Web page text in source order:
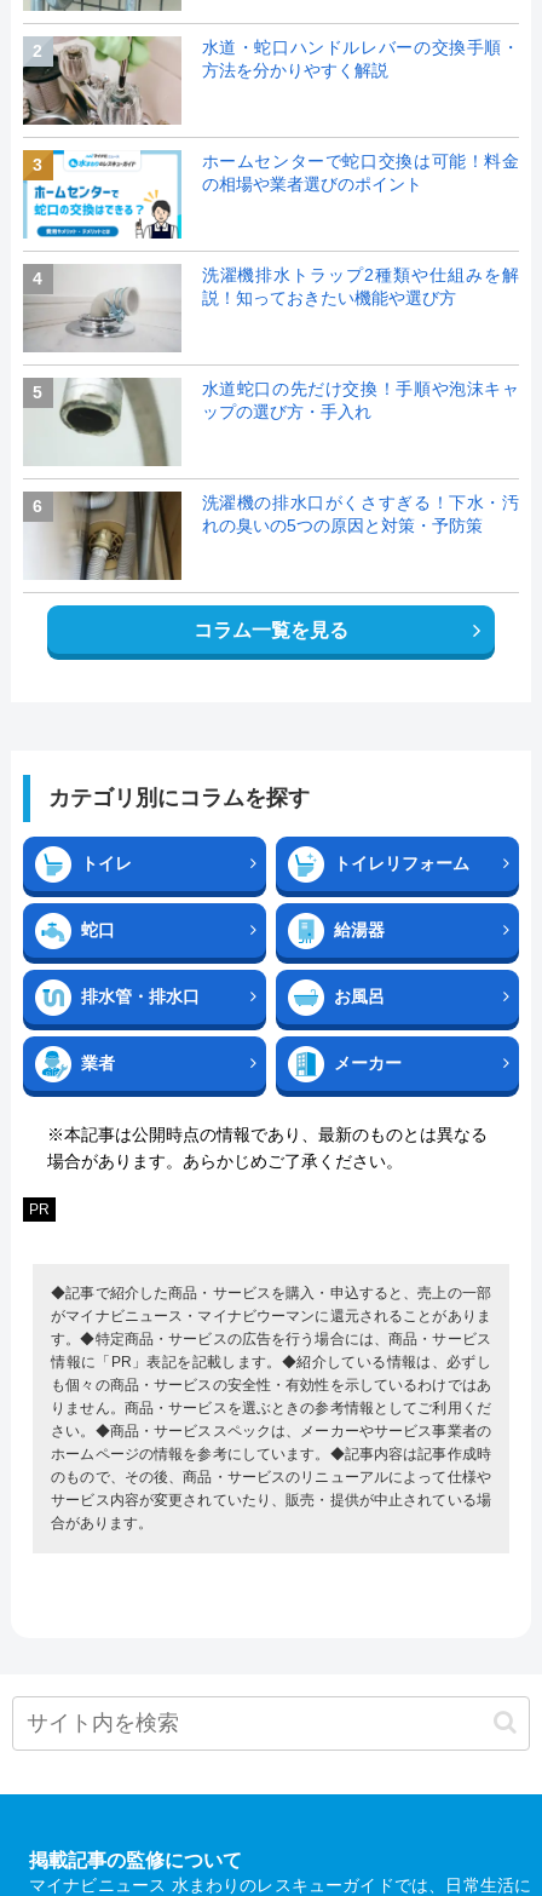
2
水道・蛇口ハンドルレバーの交換手順・
方法を分かりやすく解説
3
ホームセンターで蛇口交換は可能！料金
の相場や業者選びのポイント
4
洗濯機排水トラップ2種類や仕組みを解
説！知っておきたい機能や選び方
5
水道蛇口の先だけ交換！手順や泡沫キャ
ップの選び方・手入れ
6
洗濯機の排水口がくさすぎる！下水・汚
れの臭いの5つの原因と対策・予防策
コラム一覧を見る
カテゴリ別にコラムを探す
トイレ トイレリフォーム
蛇口 給湯器
排水管・排水口 お風呂
業者 メーカー
※本記事は公開時点の情報であり、最新のものとは異なる
場合があります。あらかじめご了承ください。
PR
◆記事で紹介した商品・サービスを購入・申込すると、売上の一部
がマイナビニュース・マイナビウーマンに還元されることがありま
す。◆特定商品・サービスの広告を行う場合には、商品・サービス
情報に「PR」表記を記載します。◆紹介している情報は、必ずし
も個々の商品・サービスの安全性・有効性を示しているわけではあ
りません。商品・サービスを選ぶときの参考情報としてご利用くだ
さい。◆商品・サービススペックは、メーカーやサービス事業者の
ホームページの情報を参考にしています。◆記事内容は記事作成時
のもので、その後、商品・サービスのリニューアルによって仕様や
サービス内容が変更されていたり、販売・提供が中止されている場
合があります。
掲載記事の監修について
マイナビニュース 水まわりのレスキューガイドでは、日常生活に